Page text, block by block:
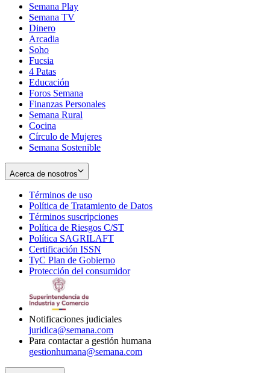
Semana Play
Semana TV
Dinero
Arcadia
Soho
in
new
window
Fucsia
in
new
window
4 Patas
Educación
Foros Semana
Finanzas Personales
Semana Rural
Cocina
Círculo de Mujeres
Semana Sostenible
Acerca de nosotros
Términos de uso
in
new
window
Política de Tratamiento de Datos
Términos suscripciones
in
Política de Riesgos C/ST
Política SAGRILAFT
new
window
Certificación ISSN
in
new
TyC Plan de Gobierno
in
Protección del consumidorOpens
Notificaciones judiciales
juridica@semana.com
Para contactar a gestión humana
gestionhumana@semana.com